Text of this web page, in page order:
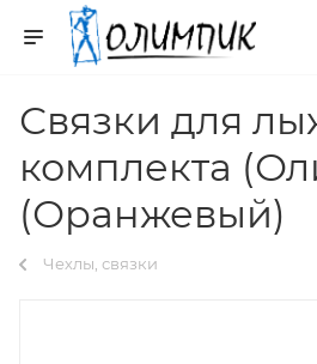
Связки для
комплекта
(Оранжевый)
Чехлы, связки